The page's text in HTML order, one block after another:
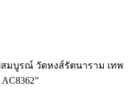
มบูรณ์ วัดหงส์รัตนาราม เทพ